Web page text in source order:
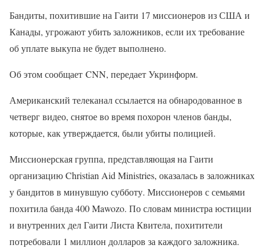
Бандиты, похитившие на Гаити 17 миссионеров из США и
Канады, угрожают убить заложников, если их требование
об уплате выкупа не будет выполнено.
Об этом сообщает CNN, передает Укринформ.
Американский телеканал ссылается на обнародованное в
четверг видео, снятое во время похорон членов банды,
которые, как утверждается, были убиты полицией.
Миссионерская группа, представляющая на Гаити
организацию Christian Aid Ministries, оказалась в заложниках
у бандитов в минувшую субботу. Миссионеров с семьями
похитила банда 400 Mawozo. По словам министра юстиции
и внутренних дел Гаити Листа Квитела, похитители
потребовали 1 миллион долларов за каждого заложника.